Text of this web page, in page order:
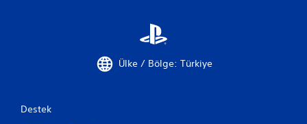
Ülke / Bölge: Türkiye
Destek